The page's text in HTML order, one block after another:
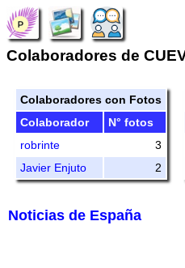
Colaboradores de
Colaboradores con Fotos
Colaborador
N° fotos
robrinte
3
Javier Enjuto
2
Noticias de España